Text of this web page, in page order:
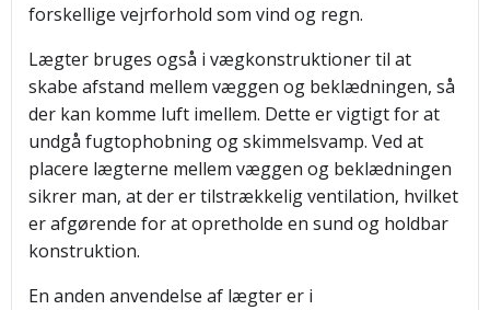
forskellige vejrforhold som vind og regn.
Lægter bruges også i vægkonstruktioner til at
skabe afstand mellem væggen og beklædningen, så
der kan komme luft imellem. Dette er vigtigt for at
undgå fugtophobning og skimmelsvamp. Ved at
placere lægterne mellem væggen og beklædningen
sikrer man, at der er tilstrækkelig ventilation, hvilket
er afgørende for at opretholde en sund og holdbar
konstruktion.
En anden anvendelse af lægter er i